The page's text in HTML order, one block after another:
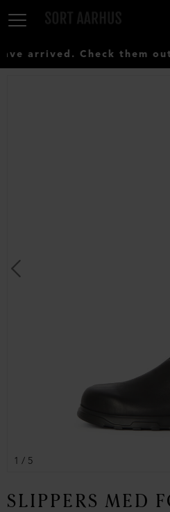
arrived. Check them out
1 / 5
SLIPPERS MED